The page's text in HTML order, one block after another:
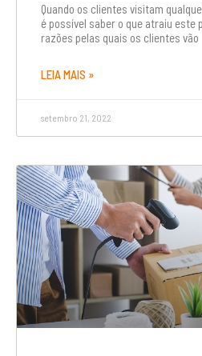
Quando os clientes visitam
é possível saber o que atraiu este
razões pelas quais os clientes vão
LEIA MAIS »
setembro 21, 2022